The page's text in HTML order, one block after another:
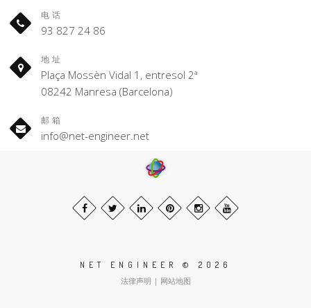
电话
93 827 24 86
地址
Plaça Mossèn Vidal 1, entresol 2ª
08242 Manresa (Barcelona)
邮箱
info@net-engineer.net
NET ENGINEER © 2026
法律声明 | 网站地图